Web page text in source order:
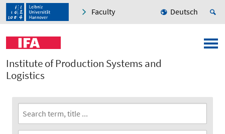
Faculty Deutsch
Institute of Production Systems and
Logistics